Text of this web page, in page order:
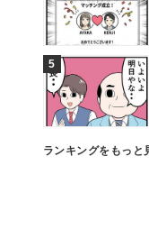
ランキングをもっと